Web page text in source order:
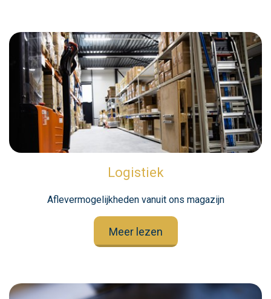
Logistiek
Aflevermogelijkheden vanuit ons magazijn
Meer lezen